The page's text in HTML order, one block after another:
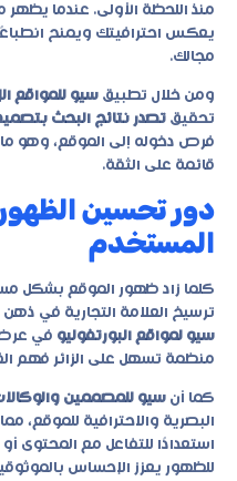
منذ اللحظة الأولى. عندما
يعكس احترافيتك ويمنح
مجالك.
ومن خلال تطبيق سيو للمواقع
تحقيق تصدر نتائج البحث
فرص دخوله إلى الموقع، وهو ما
قائمة على الثقة.
دور تحسين
المستخدم
كلما زاد ظهور الموقع بشكل
ترسيخ العلامة التجارية في
سيو لمواقع البورتفوليو في عرض
منظمة تسهل على الزائر فهم
كما أن سيو للمصممين
البصرية والاحترافية للموقع،
استعدادًا للتفاعل مع المحتوى
للظهور يعزز الإحساس